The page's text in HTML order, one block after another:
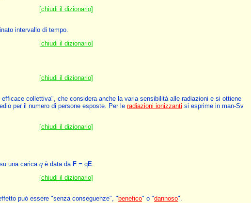
[chiudi il dizionario]
intervallo di tempo.
[chiudi il dizionario]
[chiudi il dizionario]
collettiva", che considera anche la varia sensibilità alle radiazioni e si ottiene
per il numero di persone esposte. Per le radiazioni ionizzanti si esprime in man-Sv
[chiudi il dizionario]
una carica q è data da F = qE.
[chiudi il dizionario]
può essere "senza conseguenze", " benefico" o "dannoso".